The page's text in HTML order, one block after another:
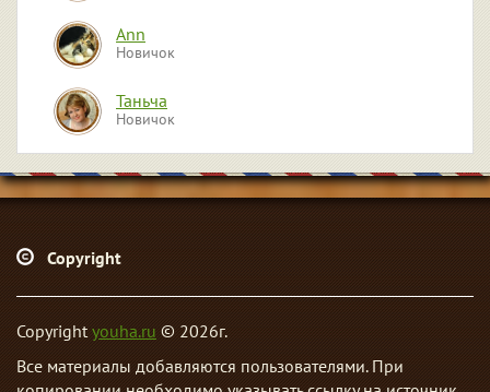
Ann
Новичок
Таньча
Новичок
Новичок
Новичок
Yaga
Mockingbird
Новичок
Copyright
Copyright youha.ru © 2026г.
Все материалы добавляются пользователями. При